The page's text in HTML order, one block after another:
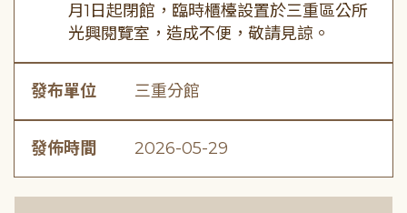
月1日起閉館，臨時櫃檯設置於三重區公所
光興閱覽室，造成不便，敬請見諒。
發布單位 三重分館
發佈時間 2026-05-29